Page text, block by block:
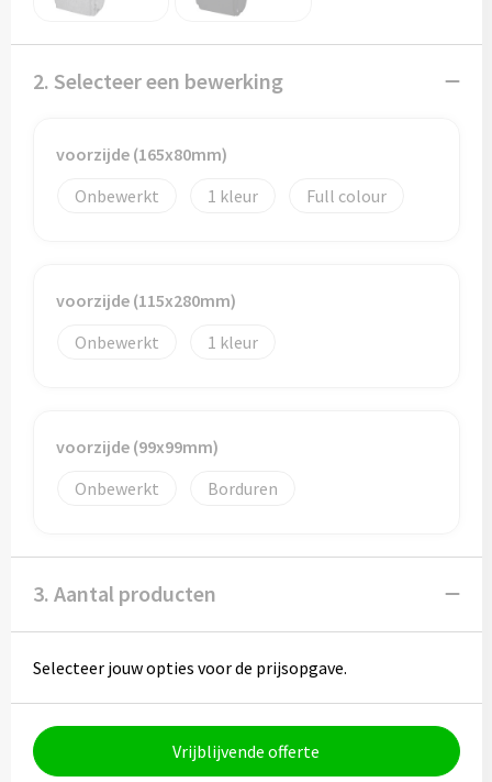
Markeerstiften
Geschenksets
Merken
Notaboekjes
Notablokken
Eten & drinken
Bidons
Drinkbekers
Drinkflessen
Thermosflessen
Mokken & kopjes
2. Selecteer een bewerking
voorzijde (165x80mm)
Onbewerkt
1 Full colour
voorzijde (115x280mm)
Onbewerkt
1
voorzijde (99x99mm)
Onbewerkt
Borduren
3. Aantal producten
Selecteer jouw opties voor de prijsopgave.
Vrijblijvende offerte